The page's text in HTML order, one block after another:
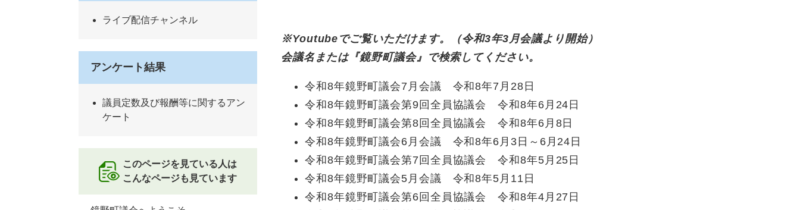
※Youtubeでご覧いただけます。（令和3年3月会議より開始）
会議名または『鏡野町議会』で検索してください。
令和8年鏡野町議会7月会議 令和8年7月28日
令和8年鏡野町議会第9回全員協議会 令和8年6月24日
令和8年鏡野町議会第8回全員協議会 令和8年6月8日
令和8年鏡野町議会6月会議 令和8年6月3日～6月24日
令和8年鏡野町議会第7回全員協議会 令和8年5月25日
令和8年鏡野町議会5月会議 令和8年5月11日
令和8年鏡野町議会第6回全員協議会 令和8年4月27日
ライブ配信チャンネル
アンケート結果
議員定数及び報酬等に関するアン
ケート
このページを見ている人は
こんなページも見ています